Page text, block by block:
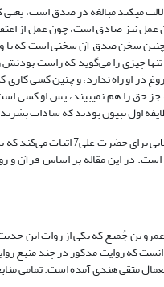
مى‏کند مبالغه در صدق است،
عمل نیز صادق است، چون عمل از
سخن صدق آن سخنى است که با
چیزی را می‌گوید که راست
او راه ندارد، و چنین کسى کارى
جز حق را هم نمى‏بیند، پس او کسى
نبیون بودند که سادات بشرند، و پس
در این مقاله بر اساس قرآن و
بن جُمیع که یکی از روات این
1406، 7: 225). باید دانست که روایت
متقی هندی آمده است. تمامی